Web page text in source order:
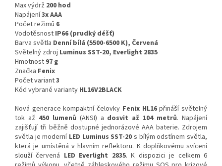
Max výdrž 200 hod
Napájení3x AAA
Počet režimů 6
Vodotěsnost IP66 (prudký déšť)
Barva světla Denní bílá (5500-6500 K), Červená
Světelný zdroj Luminus SST-20, Everlight 2835
Hmotnost 97 g
Značka Fenix
Počet variant3
Kód vybrané varianty HL16V2BLACK
Nová generace kompaktní čelovky Fenix HL16 přináší světelný
tok až 450 lumenů (ANSI) a dosvit až 104 metrů. Napájení
zajišťují tři běžně dostupné jednorázové AAA baterie. Zdrojem
světla je moderní LED Luminus SST-20 s bílým odstínem světla,
která je umístěná v hlavním reflektoru. K doplňkovému svícení
slouží červená LED Everlight 2835. K dispozici je celkem 6